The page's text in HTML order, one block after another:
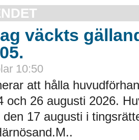
väckts
10:50
att hålla
och 26 augusti 2026.
17 augusti i